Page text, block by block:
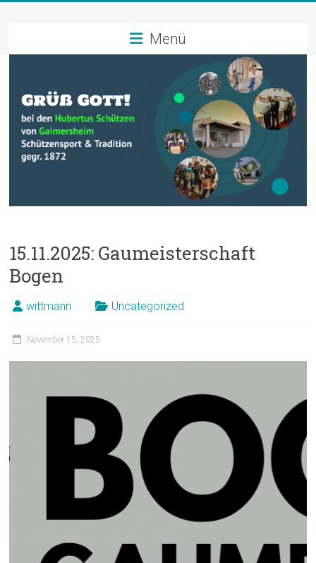
Schützenverein
Hubertus
Schützensport
und
Tradition
Menü
15.11.2025: Gaumeisterschaft
Bogen
wittmann Uncategorized
November 15, 2025